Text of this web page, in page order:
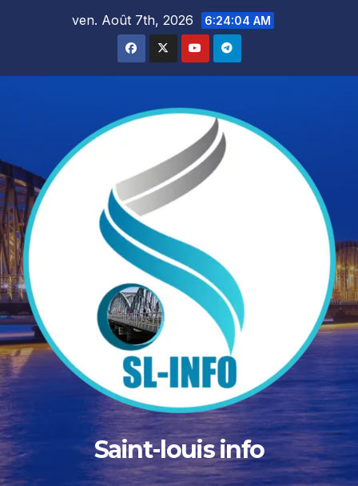
ven. Août 7th, 2026 6:24:06 AM
Saint-louis info